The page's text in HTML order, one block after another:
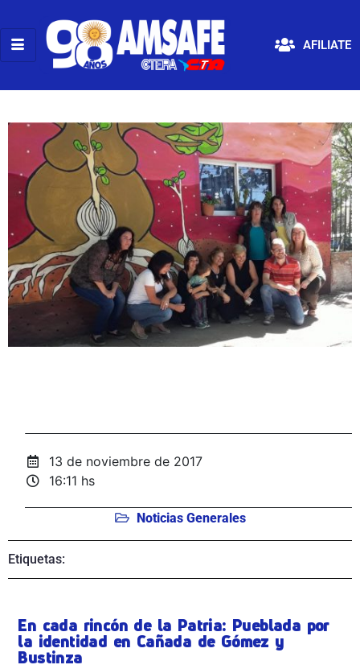
AFILIATE
13 de noviembre de 2017
16:11 hs
Noticias Generales
Etiquetas:
En cada rincón de la Patria: Pueblada por
la identidad en Cañada de Gómez y
Bustinza